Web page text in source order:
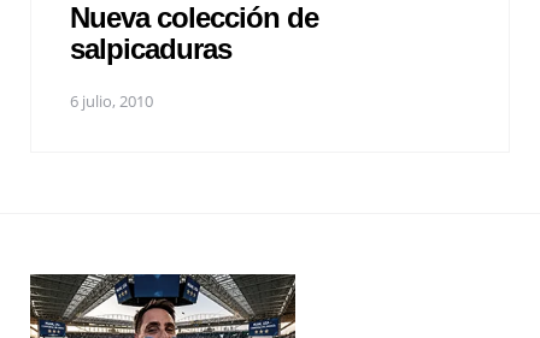
Nueva colección de
salpicaduras
6 julio, 2010